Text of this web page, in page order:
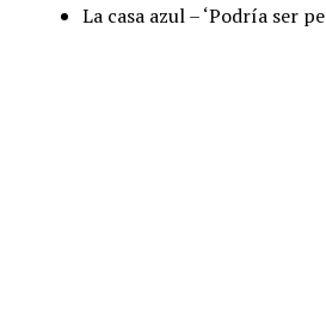
La casa azul – ‘Podría ser